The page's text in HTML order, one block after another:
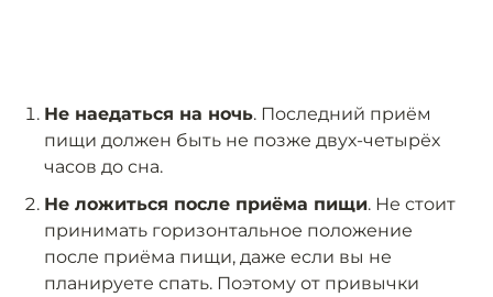
Не наедаться на ночь. Последний приём
пищи должен быть не позже двух-четырёх
часов до сна.
Не ложиться после приёма пищи. Не стоит
принимать горизонтальное положение
после приёма пищи, даже если вы не
планируете спать. Поэтому от привычки